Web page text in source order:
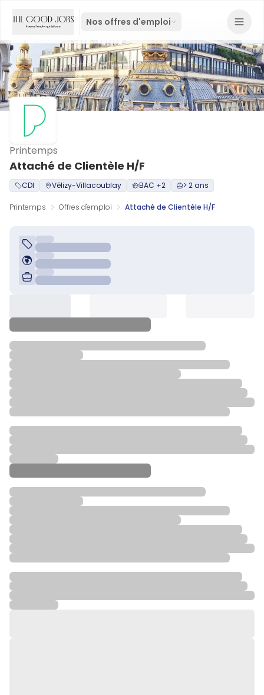
Nos offres d'emploi
Attaché de Clientèle H/F
Printemps
CDI Vélizy-Villacoublay BAC +2 > 2 ans
Printemps Offres d'emploi Attaché de Clientèle H/F